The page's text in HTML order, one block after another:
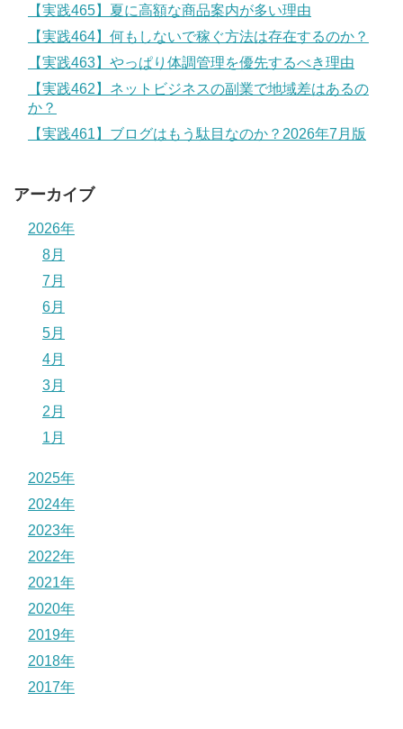
【実践465】夏に高額な商品案内が多い理由
【実践464】何もしないで稼ぐ方法は存在するのか？
【実践463】やっぱり体調管理を優先するべき理由
【実践462】ネットビジネスの副業で地域差はあるの
か？
【実践461】ブログはもう駄目なのか？2026年7月版
アーカイブ
2026年
8月
7月
6月
5月
4月
3月
2月
1月
2025年
2024年
2023年
2022年
2021年
2020年
2019年
2018年
2017年